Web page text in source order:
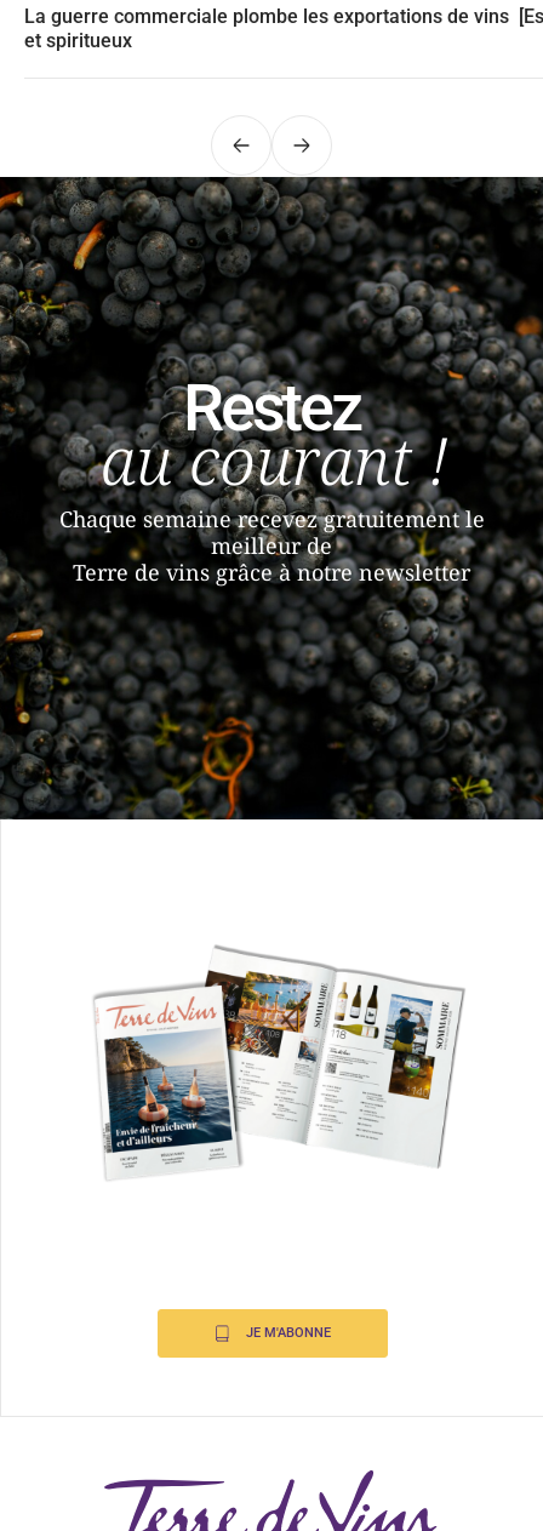
La guerre commerciale plombe les exportations de vins
et spiritueux
PrécédentSuivant
Restez
au courant !
Chaque semaine recevez gratuitement le
meilleur de
Terre de vins grâce à notre newsletter
JE M'ABONNE